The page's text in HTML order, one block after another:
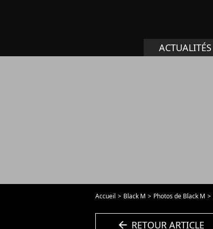
ACTUALITÉS
Accueil Black M Photos de Black M
arrow_left RETOUR ARTICLE